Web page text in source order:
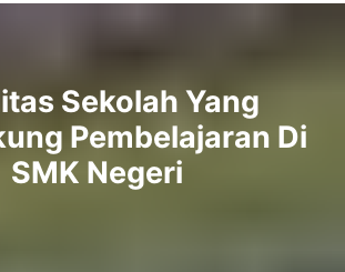
Button
Sekolah Yang
Pembelajaran Di
SMK Negeri